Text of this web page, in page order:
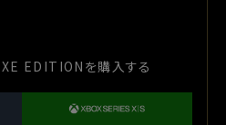
EDITIONを購入する